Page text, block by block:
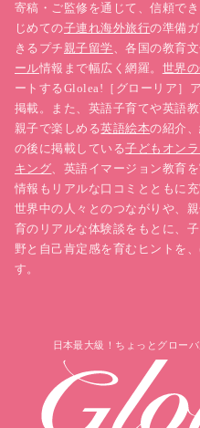
寄稿・ご監修を通じて、信頼で
じめての子連れ海外旅行の準備
きるプチ親子留学、各国の教育
ール情報まで幅広く網羅。 世界
ートするGlolea!［グローリア］
掲載。また、英語子育てや英語
親子で楽しめる英語絵本の紹介
の後に掲載している子どもオン
キング、英語イマージョン教育
情報もリアルな口コミとともに
世界中の人々とのつながりや、
育のリアルな体験談をもとに、
野と自己肯定感を育むヒントを
す。
日本最大級！ちょっとグロー